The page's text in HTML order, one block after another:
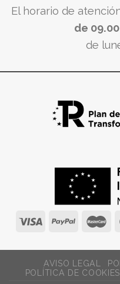
El horario de
de
de
AVISO LEGAL
POLÍTICA DE COOKIES